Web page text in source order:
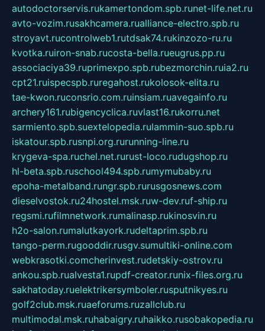
autodoctorservis.rukamertondom.spb.runet-life.net.ru
avto-vozim.rusakhcamera.rualliance-electro.spb.ru
stroyavt.rucontrolweb1.rutdsak74.rukinzozo-ru.ru
kvotka.ruiron-snab.rucosta-bella.rueugrus.pp.ru
associaciya39.ruprimexpo.spb.rubezmorchin.ruia2.ru
cpt21.ruispecspb.ruregahost.rukolosok-elita.ru
tae-kwon.ruconsrio.com.ruinsiam.ruavegainfo.ru
archery161.rubigencyclica.ruvlast16.rukorru.net
sarmiento.spb.suextelopedia.rulammin-suo.spb.ru
iskatour.spb.rusnpi.org.rurunning-line.ru
krygeva-spa.ruchel.net.rurust-loco.rudugshop.ru
hl-beta.spb.ruschool494.spb.rumymubaby.ru
epoha-metalband.rungr.spb.rurusgosnews.com
dieselvostok.ru24hostel.msk.ruw-dev.ruf-ship.ru
regsmi.rufilmnetwork.rumalinasp.rukinosvin.ru
h2o-salon.rumalutkayork.rudeltaprim.spb.ru
tango-perm.rugooddir.rusgv.sumultiki-online.com
webkrasotki.comcherinvest.rudetskiy-ostrov.ru
ankou.spb.rualvesta1.rupdf-creator.runix-files.org.ru
sakhatoday.ruelektrikersymboler.rusputnikyes.ru
golf2club.msk.ruaeforums.ruzallclub.ru
multimodal.msk.ruhabaigry.ruhaikko.rusobakopedia.ru